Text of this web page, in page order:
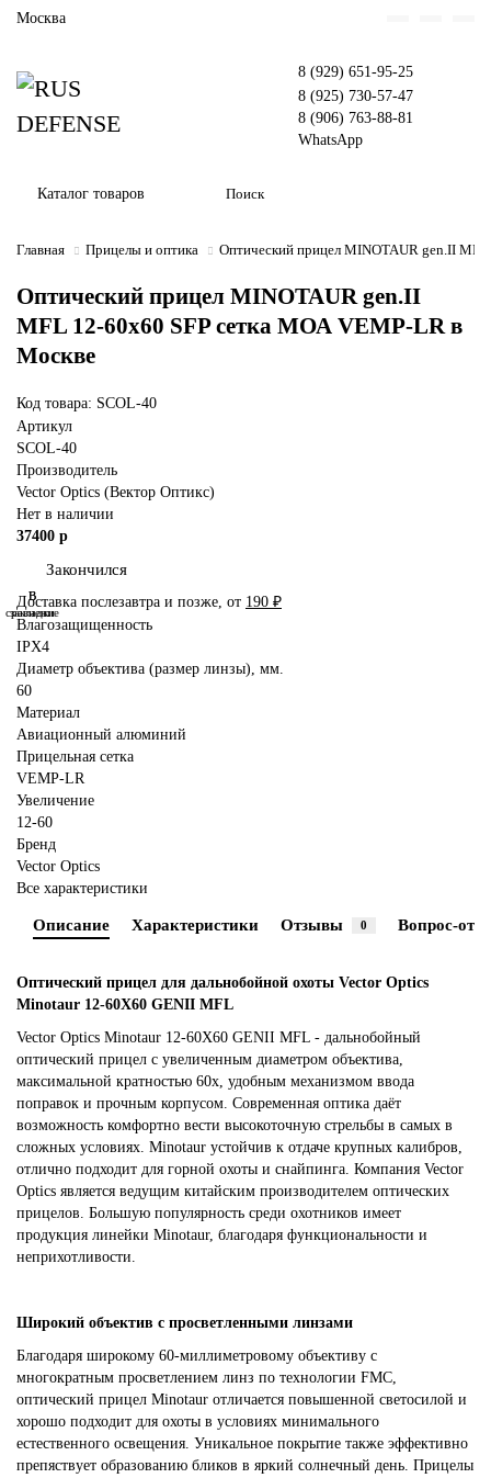
Москва
8 (929) 651-95-25
8 (925) 730-57-47
8 (906) 763-88-81
WhatsApp
Каталог товаров
Главная Прицелы и оптика Оптический прицел MINOTAUR gen.II
Оптический прицел MINOTAUR gen.II
MFL 12-60x60 SFP сетка МОА VEMP-LR в
Москве
Код товара: SCOL-40
Артикул
SCOL-40
Производитель
Vector Optics (Вектор Оптикс)
Нет в наличии
37400 р
Закончился
В
закладки
В
сравнение
Доставка послезавтра и позже, от 190 ₽
Влагозащищенность
IPX4
Диаметр объектива (размер линзы), мм.
60
Материал
Авиационный алюминий
Прицельная сетка
VEMP-LR
Увеличение
12-60
Бренд
Vector Optics
Все характеристики
Описание Характеристики Отзывы 0 Вопрос-
Оптический прицел для дальнобойной охоты Vector Optics
Minotaur 12-60X60 GENII MFL
Vector Optics Minotaur 12-60X60 GENII MFL - дальнобойный
оптический прицел с увеличенным диаметром объектива,
максимальной кратностью 60х, удобным механизмом ввода
поправок и прочным корпусом. Современная оптика даёт
возможность комфортно вести высокоточную стрельбы в самых в
сложных условиях. Minotaur устойчив к отдаче крупных калибров,
отлично подходит для горной охоты и снайпинга. Компания Vector
Optics является ведущим китайским производителем оптических
прицелов. Большую популярность среди охотников имеет
продукция линейки Minotaur, благодаря функциональности и
неприхотливости.
Широкий объектив с просветленными линзами
Благодаря широкому 60-миллиметровому объективу с
многократным просветлением линз по технологии FMC,
оптический прицел Minotaur отличается повышенной светосилой и
хорошо подходит для охоты в условиях минимального
естественного освещения. Уникальное покрытие также эффективно
препяствует образованию бликов в яркий солнечный день. Прицелы